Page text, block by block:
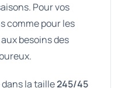
Pour vos
comme pour les
besoins des
la taille245/45